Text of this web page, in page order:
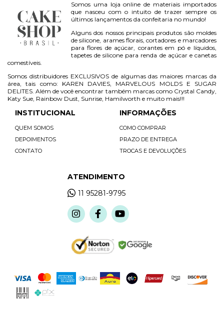
Somos uma loja online de materiais importados
que nasceu com o intuito de trazer sempre os
últimos lançamentos da confeitaria no mundo!
Alguns dos nossos principais produtos são moldes
de silicone, arames florais, cortadores e marcadores
para flores de açúcar, corantes em pó e líquidos,
tapetes de silicone para renda de açúcar e canetas
comestíveis.
Somos distribuidores EXCLUSIVOS de algumas das maiores marcas da
área, tais como: KAREN DAVIES, MARVELOUS MOLDS E SUGAR
DELITES. Além de você encontrar também marcas como Crystal Candy,
Katy Sue, Rainbow Dust, Sunrise, Hamilworth e muito mais!!!
INSTITUCIONAL
QUEM SOMOS
DEPOIMENTOS
CONTATO
INFORMAÇÕES
COMO COMPRAR
PRAZO DE ENTREGA
TROCAS E DEVOLUÇÕES
ATENDIMENTO
11 95281-9795